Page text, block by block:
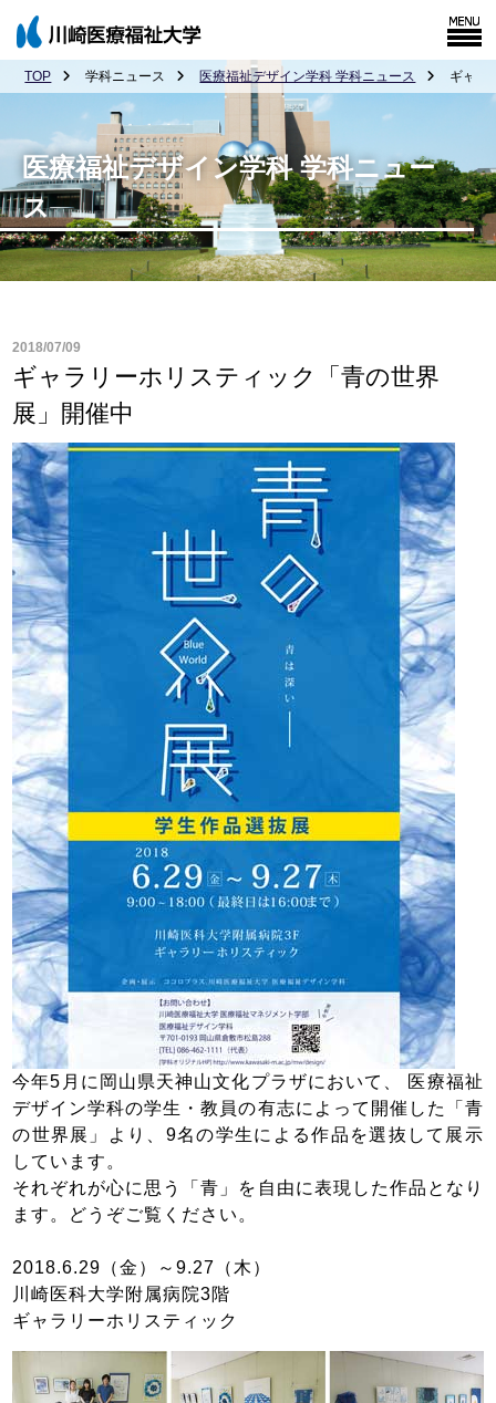
TOP 学科ニュース 医療福祉デザイン学科 学科ニュース ギャラ
医療福祉デザイン学科 学科ニュー
ス
2018/07/09
ギャラリーホリスティック「青の世界
展」開催中
今年5月に岡山県天神山文化プラザにおいて、 医療福祉
デザイン学科の学生・教員の有志によって開催した「青
の世界展」より、9名の学生による作品を選抜して展示
しています。
それぞれが心に思う「青」を自由に表現した作品となり
ます。どうぞご覧ください。
2018.6.29（金）～9.27（木）
川崎医科大学附属病院3階
ギャラリーホリスティック